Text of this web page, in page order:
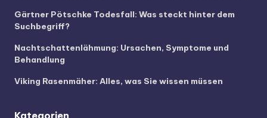
Gärtner Pötschke Todesfall: Was steckt hinter dem
Suchbegriff?
Nachtschattenlähmung: Ursachen, Symptome und
Behandlung
Viking Rasenmäher: Alles, was Sie wissen müssen